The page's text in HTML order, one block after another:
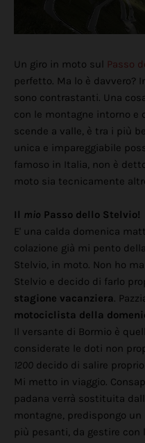
Un giro in moto sul Passo
perfetto. Ma lo è davvero?
sono contrastanti. Una
con le montagne intorno e
scende a valle, è tra i più
unica e impareggiabile
famoso in Italia, non è
moto sia tecnicamente
Il mio Passo dello Stelvio!
E' una calda domenica
colazione già mi pento
Stelvio, in moto. Non ho
Stelvio e decido di farlo
stagione vacanziera.
motociclista della
Il versante di Bormio è
considerate le doti non
1200 decido di salire
Mi metto in viaggio.
padana verrà sostituita
montagne, predispongo
più pesanti, da gestire con